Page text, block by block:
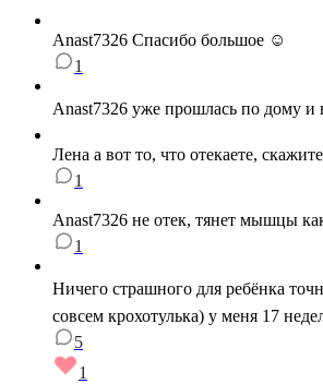
Anast7326 Спасибо большое ☺️
1
Anast7326 уже прошлась по дому и
Лена а вот то, что отекаете,
1
Anast7326 не отек, тянет мышцы
1
Ничего страшного для ребёнка
совсем крохотулька) у меня 17
5
1